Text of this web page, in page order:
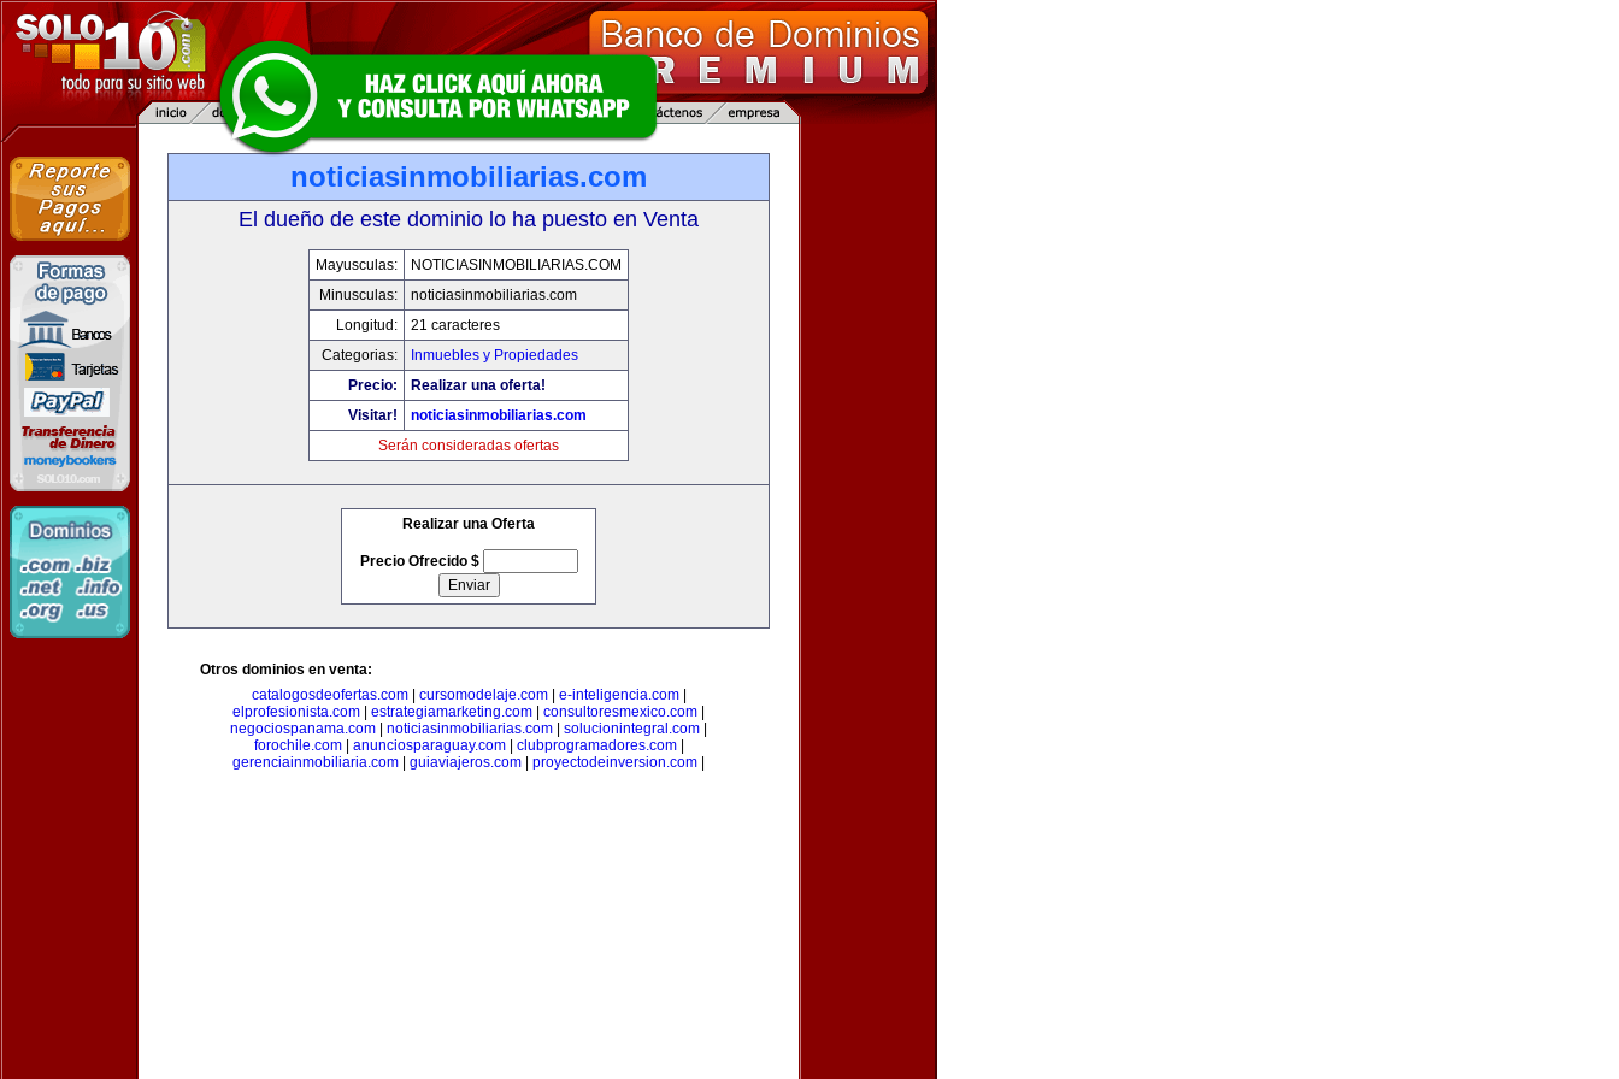
noticiasinmobiliarias.com
El dueño de este dominio lo ha puesto en Venta
Mayusculas:
NOTICIASINMOBILIARIAS.COM
Minusculas:
noticiasinmobiliarias.com
Longitud:
21 caracteres
Categorias:
Inmuebles y Propiedades
Precio:
Realizar una oferta!
Visitar!
noticiasinmobiliarias.com
Serán consideradas ofertas
Realizar una Oferta
Precio Ofrecido $
Otros dominios en venta:
catalogosdeofertas.com| cursomodelaje.com| e-inteligencia.com|
elprofesionista.com
estrategiamarketing.com consultoresmexico.com
negociospanama.com
noticiasinmobiliarias.com solucionintegral.com
forochile.com| anunciosparaguay.com| clubprogramadores.com|
gerenciainmobiliaria.com
guiaviajeros.com proyectodeinversion.com